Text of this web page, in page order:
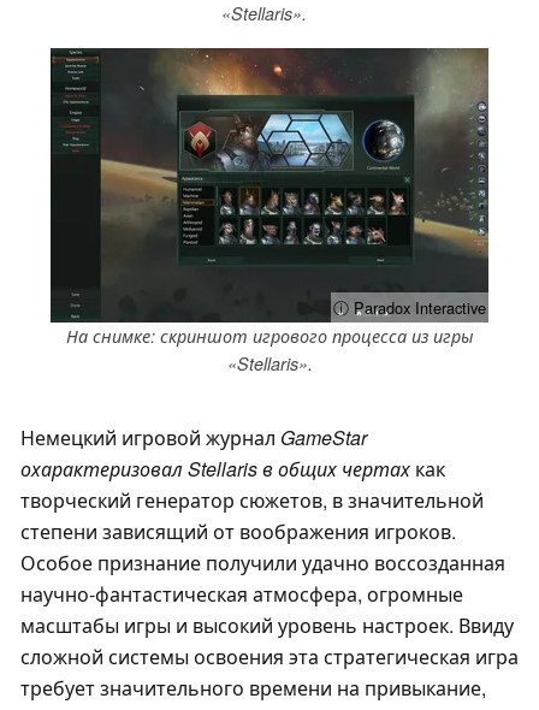
«Stellaris».
ⓘ Paradox Interactive
На снимке: скриншот игрового процесса из игры
«Stellaris».
Немецкий игровой журнал GameStar
охарактеризовал Stellaris в общих чертах как
творческий генератор сюжетов, в значительной
степени зависящий от воображения игроков.
Особое признание получили удачно воссозданная
научно-фантастическая атмосфера, огромные
масштабы игры и высокий уровень настроек. Ввиду
сложной системы освоения эта стратегическая игра
требует значительного времени на привыкание,